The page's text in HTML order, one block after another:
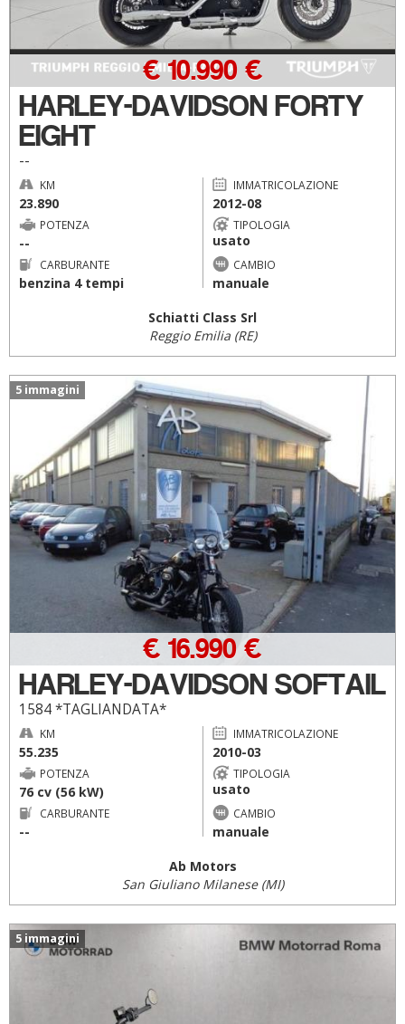
HARLEY-DAVIDSON FORTY
EIGHT
--
€ 10.990 €
KM
23.890
IMMATRICOLAZIONE
2012-08
POTENZA
--
TIPOLOGIA
usato
CARBURANTE
benzina 4 tempi
CAMBIO
manuale
Schiatti Class Srl
Reggio Emilia (RE)
5 immagini
HARLEY-DAVIDSON SOFTAIL
1584 *TAGLIANDATA*
€ 16.990 €
KM
55.235
IMMATRICOLAZIONE
2010-03
POTENZA
76 cv (56 kW)
TIPOLOGIA
usato
CARBURANTE
--
CAMBIO
manuale
Ab Motors
San Giuliano Milanese (MI)
5 immagini